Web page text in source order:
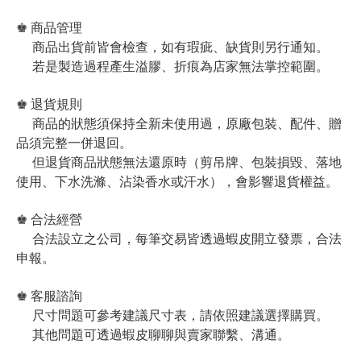
♚ 商品管理
商品出貨前皆會檢查，如有瑕疵、缺貨則另行通知。
若是製造過程產生溢膠、折痕為店家無法掌控範圍。
♚ 退貨規則
商品的狀態須保持全新未使用過，原廠包裝、配件、贈
品須完整一併退回。
但退貨商品狀態無法還原時（剪吊牌、包裝損毀、落地
使用、下水洗滌、沾染香水或汗水），會影響退貨權益。
♚ 合法經營
合法設立之公司，每筆交易皆透過蝦皮開立發票，合法
申報。
♚ 客服諮詢
尺寸問題可參考建議尺寸表，請依照建議選擇購買。
其他問題可透過蝦皮聊聊與賣家聯繫、溝通。